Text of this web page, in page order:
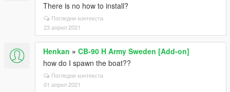
There is no how to install?
Погледни контекста
23 април 2021
Henkan » CB-90 H Army Sweden [Add-on]
how do I spawn the boat??
Погледни контекста
01 април 2021